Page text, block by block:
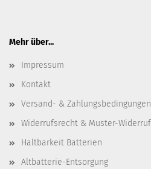
Mehr über...
Impressum
Kontakt
Versand- & Zahlungsbedingungen
Widerrufsrecht & Muster-
Haltbarkeit Batterien
Altbatterie-Entsorgung